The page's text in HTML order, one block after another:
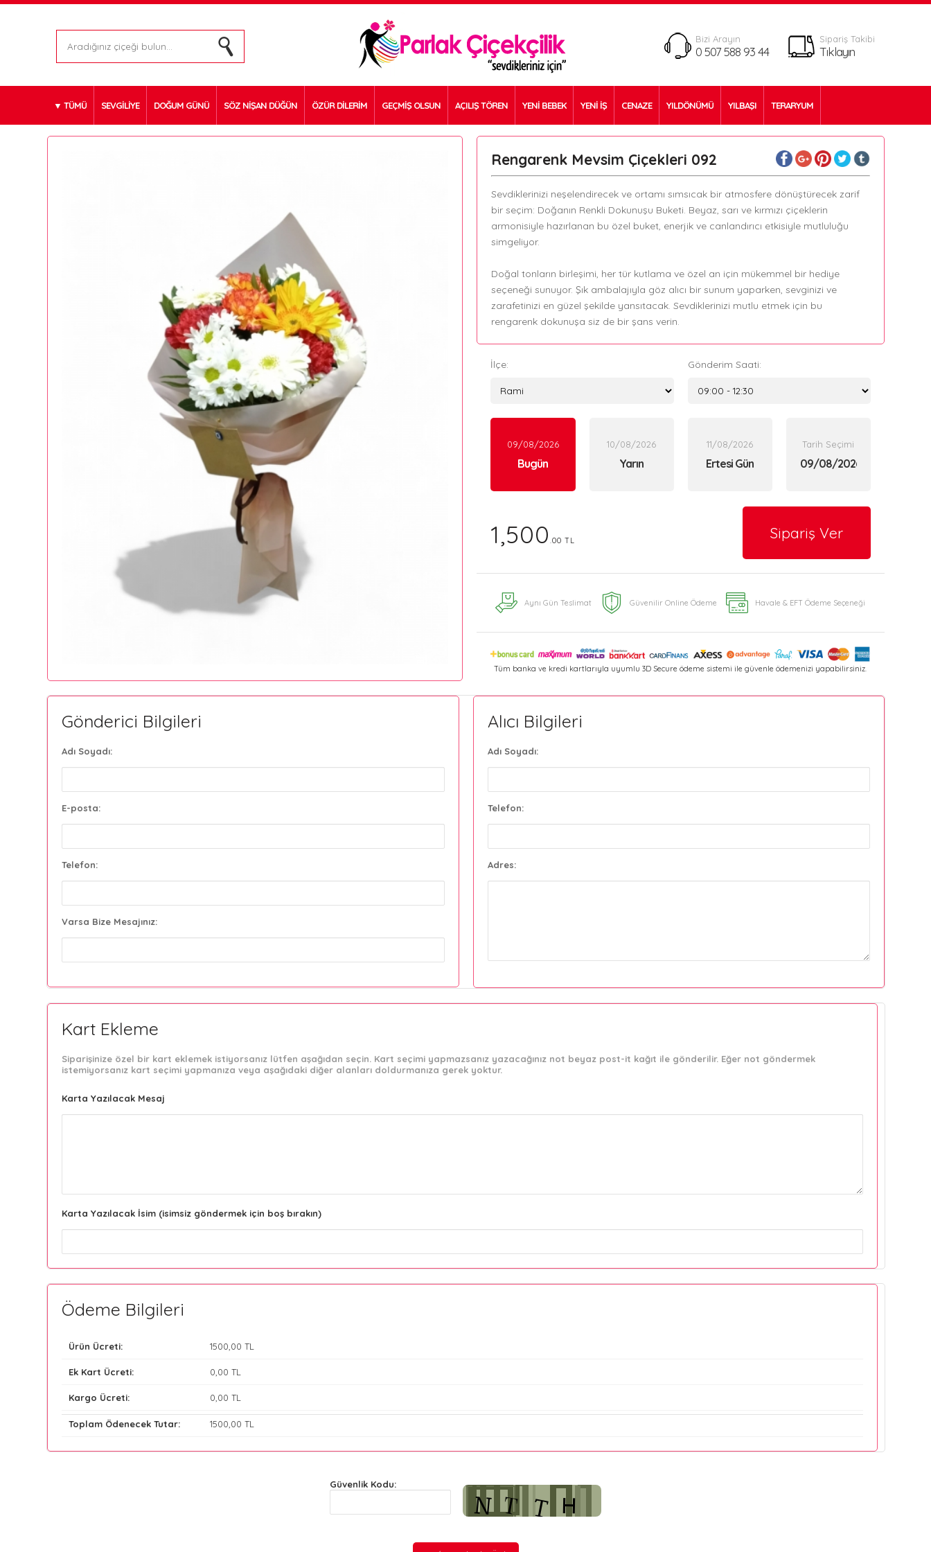
Bizi Arayın
0 507 588 93 44
Sipariş Takibi
Tıklayın
TÜMÜ SEVGİLİYE DOĞUM GÜNÜ SÖZ NİŞAN DÜĞÜN ÖZÜR DİLERİM GEÇMİŞ OLSUN AÇILIŞ TÖREN YENİ BEBEK YENİ İŞ CENAZE YILDÖNÜMÜ YILBAŞI TERARYUM
Rengarenk Mevsim Çiçekleri 092
Sevdiklerinizi neşelendirecek ve ortamı sımsıcak bir atmosfere dönüştürecek zarif
bir seçim: Doğanın Renkli Dokunuşu Buketi. Beyaz, sarı ve kırmızı çiçeklerin
armonisiyle hazırlanan bu özel buket, enerjik ve canlandırıcı etkisiyle mutluluğu
simgeliyor.
Doğal tonların birleşimi, her tür kutlama ve özel an için mükemmel bir hediye
seçeneği sunuyor. Şık ambalajıyla göz alıcı bir sunum yaparken, sevginizi ve
zarafetinizi en güzel şekilde yansıtacak. Sevdiklerinizi mutlu etmek için bu
rengarenk dokunuşa siz de bir şans verin.
İlçe: Gönderim Saati:
09/08/2026
Bugün
10/08/2026
Yarın
11/08/2026
Ertesi Gün
Tarih Seçimi
1,500 .00 TL Sipariş Ver
Aynı Gün Teslimat Güvenilir Online Ödeme Havale & EFT Ödeme Seçeneği
Tüm banka ve kredi kartlarıyla uyumlu 3D Secure ödeme sistemi ile güvenle ödemenizi yapabilirsiniz.
Gönderici Bilgileri
Adı Soyadı:
E-posta:
Telefon:
Varsa Bize Mesajınız:
Alıcı Bilgileri
Adı Soyadı:
Telefon:
Adres:
Kart Ekleme
Siparişinize özel bir kart eklemek istiyorsanız lütfen aşağıdan seçin. Kart seçimi yapmazsanız yazacağınız not beyaz post-it kağıt ile gönderilir. Eğer not göndermek
istemiyorsanız kart seçimi yapmanıza veya aşağıdaki diğer alanları doldurmanıza gerek yoktur.
Karta Yazılacak Mesaj
Karta Yazılacak İsim (isimsiz göndermek için boş bırakın)
Ödeme Bilgileri
Ürün Ücreti: 1500 ,00 TL
Ek Kart Ücreti: 0 ,00 TL
Kargo Ücreti: 0 ,00 TL
Toplam Ödenecek Tutar: 1500 ,00 TL
Güvenlik Kodu: